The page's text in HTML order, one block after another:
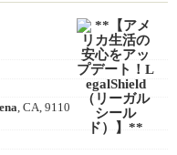
, CA, 9110